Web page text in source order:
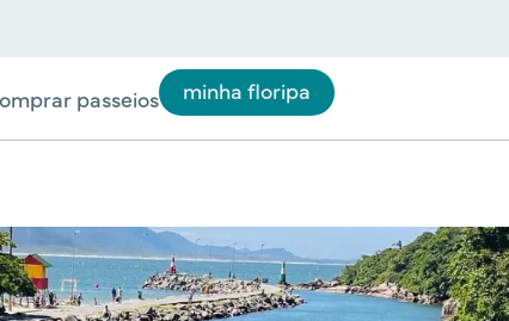
passeios minha floripa